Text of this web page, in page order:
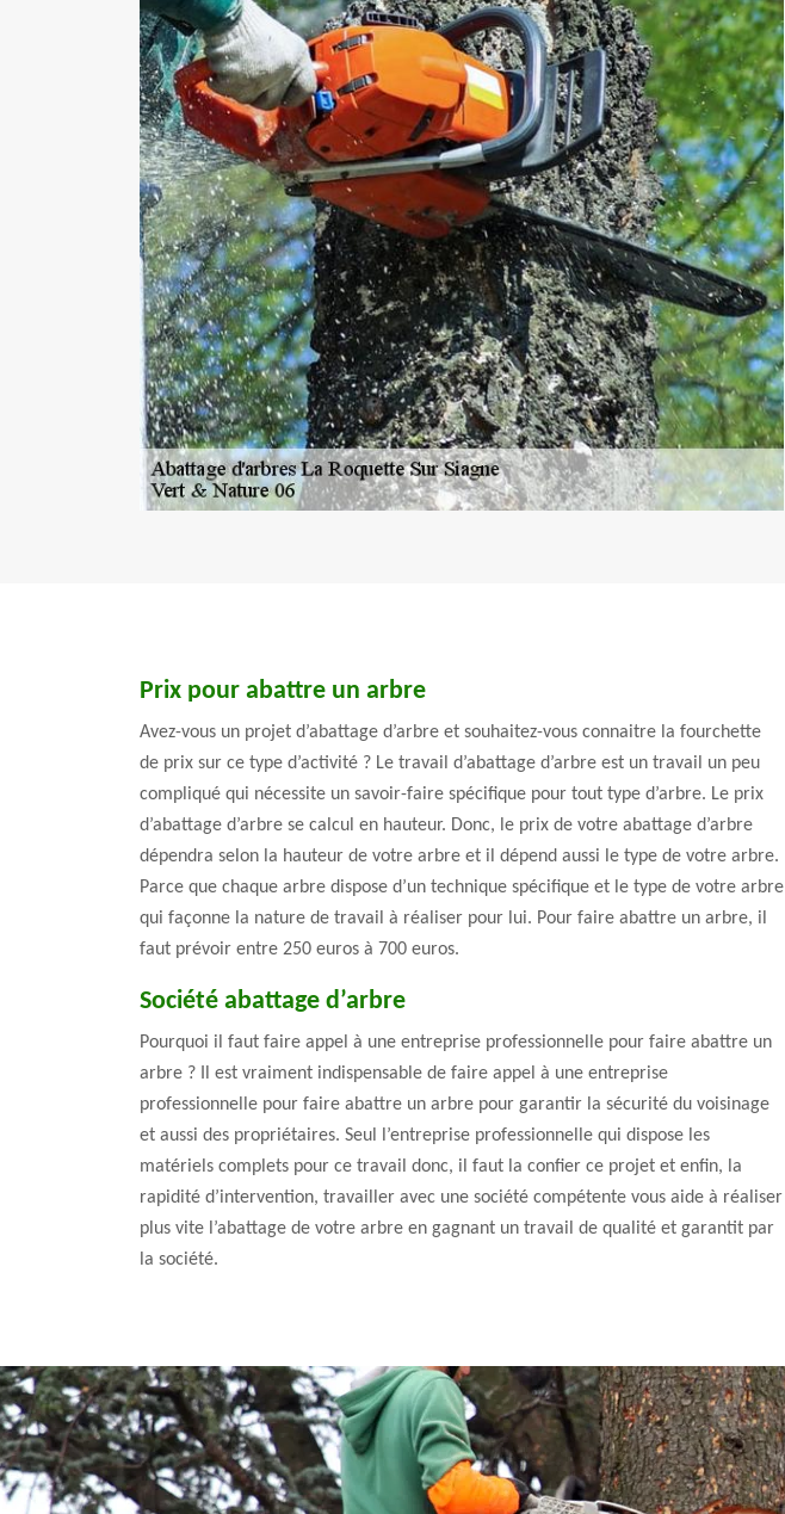
Prix pour abattre un arbre
Avez-vous un projet d’abattage d’arbre et souhaitez-vous connaitre la fourchette
de prix sur ce type d’activité ? Le travail d’abattage d’arbre est un travail un peu
compliqué qui nécessite un savoir-faire spécifique pour tout type d’arbre. Le prix
d’abattage d’arbre se calcul en hauteur. Donc, le prix de votre abattage d’arbre
dépendra selon la hauteur de votre arbre et il dépend aussi le type de votre arbre.
Parce que chaque arbre dispose d’un technique spécifique et le type de votre arbre
qui façonne la nature de travail à réaliser pour lui. Pour faire abattre un arbre, il
faut prévoir entre 250 euros à 700 euros.
Société abattage d’arbre
Pourquoi il faut faire appel à une entreprise professionnelle pour faire abattre un
arbre ? Il est vraiment indispensable de faire appel à une entreprise
professionnelle pour faire abattre un arbre pour garantir la sécurité du voisinage
et aussi des propriétaires. Seul l’entreprise professionnelle qui dispose les
matériels complets pour ce travail donc, il faut la confier ce projet et enfin, la
rapidité d’intervention, travailler avec une société compétente vous aide à réaliser
plus vite l’abattage de votre arbre en gagnant un travail de qualité et garantit par
la société.